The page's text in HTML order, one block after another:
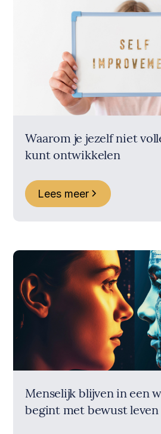
Waarom je jezelf niet
kunt ontwikkelen
Lees meer
Menselijk blijven in een
begint met bewust leven